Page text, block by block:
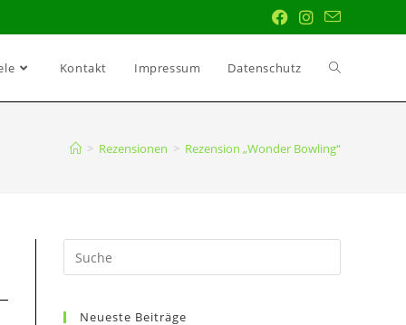
Kontakt Impressum Datenschutz
> Rezensionen > Rezension „Wonder Bowling“
Neueste Beiträge